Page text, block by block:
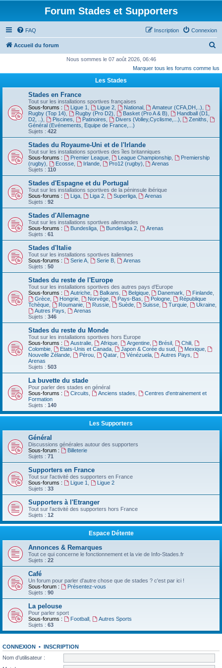
Forum Stades et Supporters
FAQ Connexion
Inscription
Accueil du forum
c
e
Nous sommes le 07 août 2026, 06:46
Marquer tous les forums comme lus
Les Stades
Stades en France
Tout sur les installations sportives françaises
Sous-forums :
Ligue 1 Ligue 2, National, Amateur (CFA,DH,..)
Rugby (Top 14)
Rugby (Pro D2) Basket (Pro A & B)
Handball (D1,
D2, ..)
Piscines Patinoires Divers (Volley,Cyclisme,...) Zeniths
Général (Evénements, Equipe de France,...)
Sujets : 422
Stades du Royaume-Uni et de l'Irlande
Tout sur les installations sportives des îles britanniques
Sous-forums :
Premier League, League Championship,
Premiership
(rugby)
Ecosse, Irlande, Pro12 (rugby)
Arenas
Sujets : 110
Stades d'Espagne et du Portugal
Tout sur les installations sportives de la péninsule ibérique
Sous-forums :
Liga, Liga 2, Superliga,
Arenas
Sujets : 92
Stades d'Allemagne
Tout sur les installations sportives allemandes
Sous-forums :
Bundesliga, Bundesliga 2,
Arenas
Sujets : 61
Stades d'Italie
Tout sur les installations sportives italiennes
Sous-forums :
Serie A, Serie B,
Arenas
Sujets : 50
Stades du reste de l'Europe
Tout sur les installations sportives des autres pays d'Europe
Sous-forums :
Autriche, Balkans Belgique, Danemark Finlande
Grèce, Hongrie, Norvège, Pays-Bas Pologne
République
Tchèque
Roumanie, Russie, Suède, Suisse Turquie Ukraine
Autres Pays
Arenas
Sujets : 346
Stades du reste du Monde
Tout sur les installations sportives hors Europe
Sous-forums :
Australie, Afrique, Argentine, Brésil Chili
Colombie
Etats-Unis et Canada, Japon & Corée du sud, Mexique,
Nouvelle Zélande
Pérou, Qatar, Vénézuela, Autres Pays
Arenas
Sujets : 503
La buvette du stade
Pour parler des stades en général
Sous-forums :
Circuits Anciens stades
Centres d'entrainement et
Formation
Sujets : 140
Les Supporters
Général
Discussions générales autour des supporters
Sous-forum :
Billeterie
Sujets : 71
Supporters en France
Tout sur l'activité des supporters en France
Sous-forums :
Ligue 1
Ligue 2
Sujets : 33
Supporters à l'Etranger
Tout sur l'activité des supporters hors France
Sujets : 12
Espace Détente
Annonces & Remarques
Tout ce qui concerne le fonctionnement et la vie de Info-Stades.fr
Sujets : 22
Café
Un forum pour parler d'autre chose que de stades ? c'est par ici !
Sous-forum :
Présentez-vous
Sujets : 90
La pelouse
Pour parler sport
Sous-forums :
Football,
Autres Sports
Sujets : 63
CONNEXION • INSCRIPTION
Nom d’utilisateur :